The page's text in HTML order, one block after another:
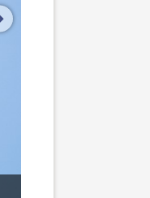
volgende afbeelding